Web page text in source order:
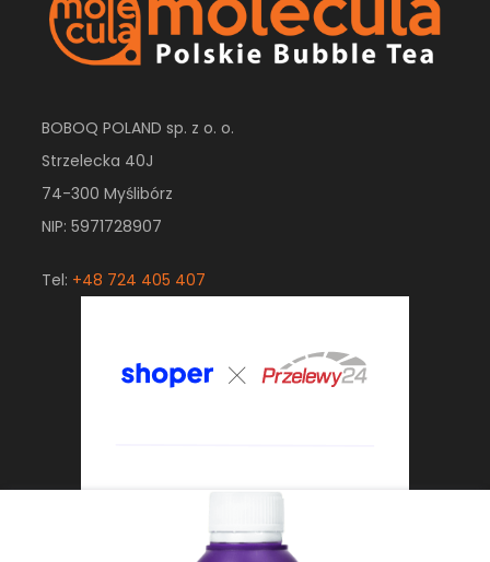
BOBOQ POLAND sp. z o. o.
Strzelecka 40J
74-300 Myślibórz
NIP: 5971728907
Tel: +48 724 405 407